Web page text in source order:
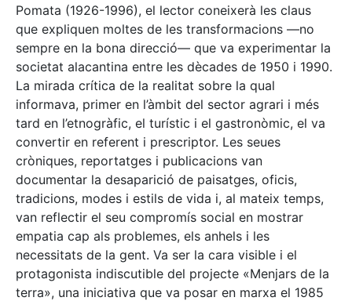
Pomata (1926-1996), el lector coneixerà les claus
que expliquen moltes de les transformacions —no
sempre en la bona direcció— que va experimentar la
societat alacantina entre les dècades de 1950 i 1990.
La mirada crítica de la realitat sobre la qual
informava, primer en l’àmbit del sector agrari i més
tard en l’etnogràfic, el turístic i el gastronòmic, el va
convertir en referent i prescriptor. Les seues
cròniques, reportatges i publicacions van
documentar la desaparició de paisatges, oficis,
tradicions, modes i estils de vida i, al mateix temps,
van reflectir el seu compromís social en mostrar
empatia cap als problemes, els anhels i les
necessitats de la gent. Va ser la cara visible i el
protagonista indiscutible del projecte «Menjars de la
terra», una iniciativa que va posar en marxa el 1985